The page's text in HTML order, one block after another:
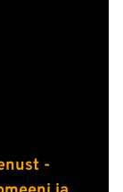
-